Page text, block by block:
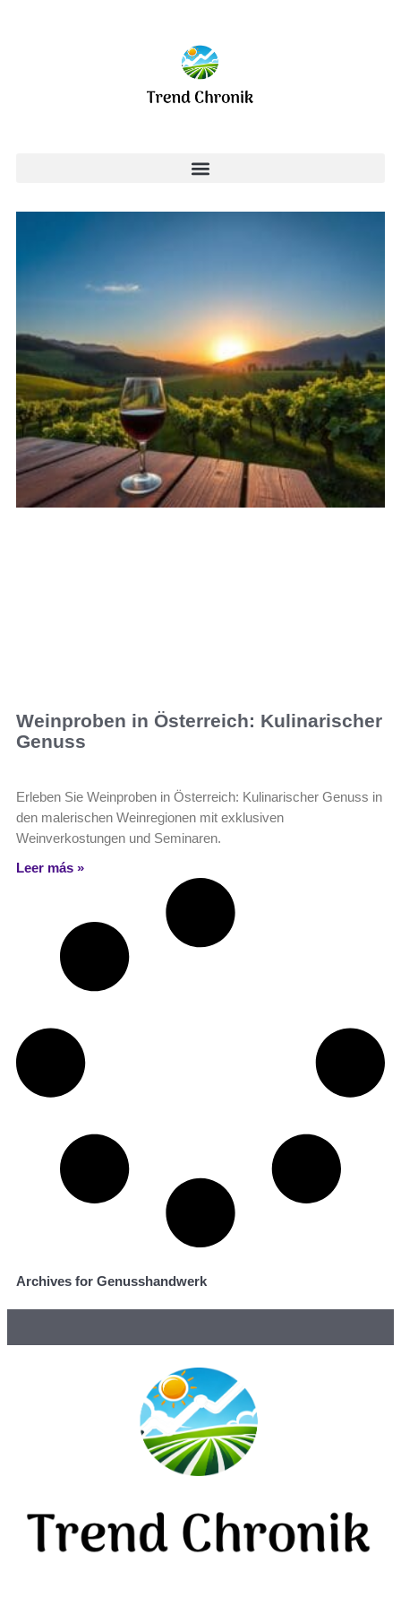
Weinproben in Österreich: Kulinarischer
Genuss
Erleben Sie Weinproben in Österreich: Kulinarischer Genuss in
den malerischen Weinregionen mit exklusiven
Weinverkostungen und Seminaren.
Leer más »
Archives for Genusshandwerk